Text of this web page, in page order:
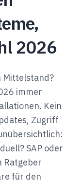
2026
Mittelstand?
immer
Kein
Zugriff
SAP oder
Ratgeber
für den